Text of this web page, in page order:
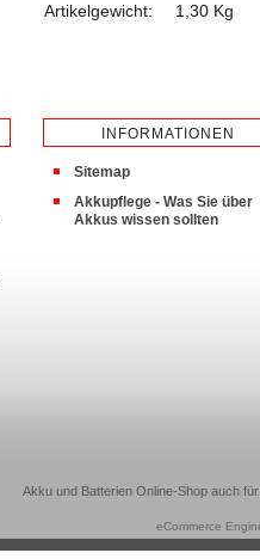
Artikelgewicht:
1,30 Kg
INFORMATIONEN
Sitemap
Akkupflege - Was Sie über
Akkus wissen sollten
Akku und Batterien Online-Shop auch
eCommerce